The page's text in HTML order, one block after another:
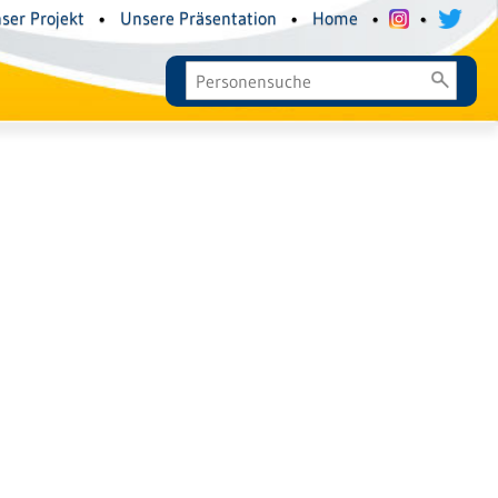
Projekt • Unsere Präsentation • Home • •